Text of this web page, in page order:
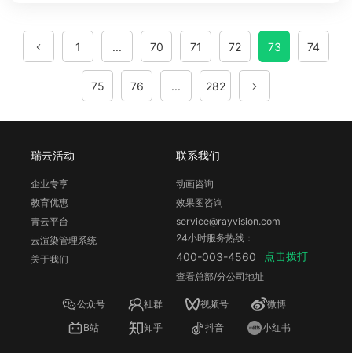
1 ... 70 71 72 73 74
75 76 ... 282
瑞云活动
企业专享
教育优惠
青云平台
云渲染管理系统
关于我们
联系我们
动画咨询
效果图咨询
service@rayvision.com
24小时服务热线：
400-003-4560 点击拨打
查看总部/分公司地址
公众号 社群 视频号
微博
B站
知乎 抖音 小红书